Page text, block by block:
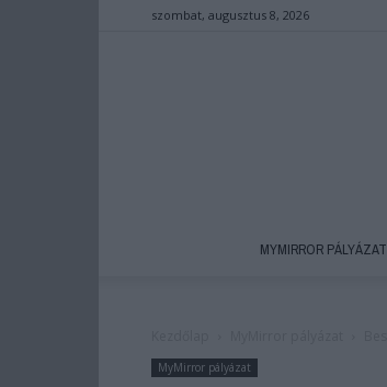
szombat, augusztus 8, 2026
MYMIRROR PÁLYÁZAT
MyMirror pályázat